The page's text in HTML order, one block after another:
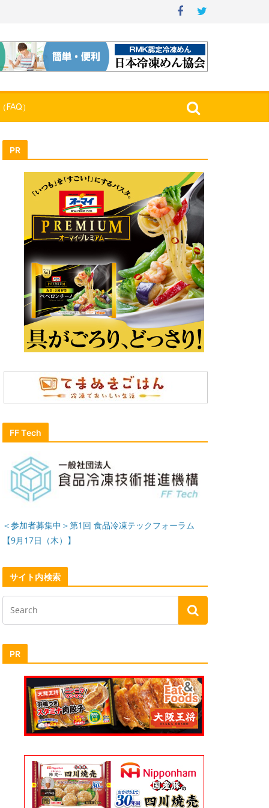
）
PR
FF Tech
＜参加者募集中＞第1回 食品冷凍テックフォーラム
【9月17日（木）】
サイト内検索
PR